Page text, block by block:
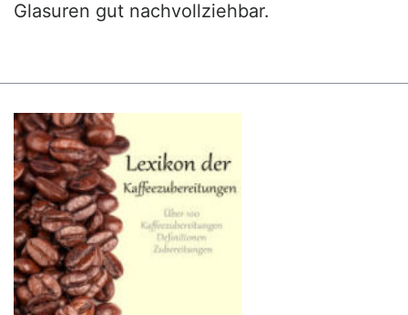
Glasuren gut nachvollziehbar.